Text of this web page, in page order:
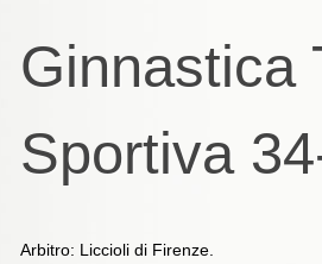
Ginnastica
Sportiva
Arbitro: Liccioli di Firenze.